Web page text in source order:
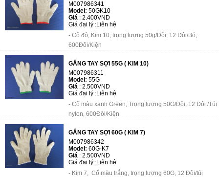
M007986341
Model: 50GK10
Giá : 2.400VND
Giá đại lý :Liên hệ
- Cổ đỏ, Kim 10, trọng lượng 50g/Đôi, 12 Đôi/Bó,
600Đôi/Kiện
GĂNG TAY SỢI 55G ( KIM 10)
M007986311
Model: 55G
Giá : 2.500VND
Giá đại lý :Liên hệ
- Cổ màu xanh Green, Trọng lượng 50G/Đôi, 12 Đôi /Túi
nylon, 600Đôi/Kiện
GĂNG TAY SỢI 60G ( KIM 7)
M007986342
Model: 60G-K7
Giá : 2.500VND
Giá đại lý :Liên hệ
- Kim 7, Cổ màu trắng, trọng lượng 60G, 12 Đôi/túi